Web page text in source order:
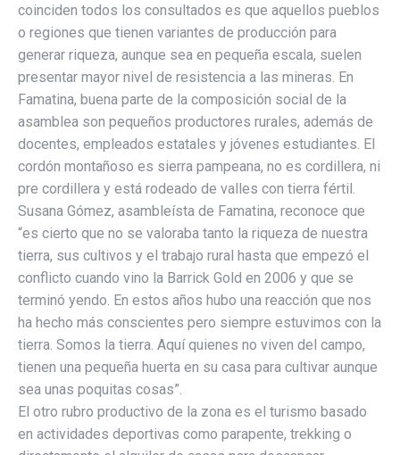
coinciden todos los consultados es que aquellos pueblos
o regiones que tienen variantes de producción para
generar riqueza, aunque sea en pequeña escala, suelen
presentar mayor nivel de resistencia a las mineras. En
Famatina, buena parte de la composición social de la
asamblea son pequeños productores rurales, además de
docentes, empleados estatales y jóvenes estudiantes. El
cordón montañoso es sierra pampeana, no es cordillera, ni
pre cordillera y está rodeado de valles con tierra fértil.
Susana Gómez, asambleísta de Famatina, reconoce que
“es cierto que no se valoraba tanto la riqueza de nuestra
tierra, sus cultivos y el trabajo rural hasta que empezó el
conflicto cuando vino la Barrick Gold en 2006 y que se
terminó yendo. En estos años hubo una reacción que nos
ha hecho más conscientes pero siempre estuvimos con la
tierra. Somos la tierra. Aquí quienes no viven del campo,
tienen una pequeña huerta en su casa para cultivar aunque
sea unas poquitas cosas”.
El otro rubro productivo de la zona es el turismo basado
en actividades deportivas como parapente, trekking o